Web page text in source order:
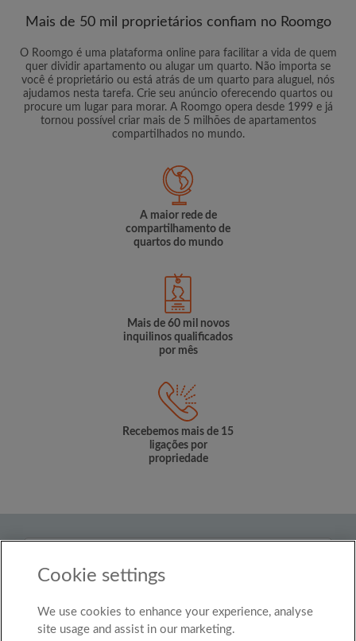
Mais de 50 mil proprietários confiam no Roomgo
O Roomgo é uma plataforma online para facilitar a vida de quem
quer dividir apartamento ou alugar um quarto. Não importa se
você é proprietário ou está atrás de um quarto para aluguel, nós
ajudamos nesta tarefa. Crie seu anúncio oferecendo quartos ou
procure um lugar para morar. A Roomgo opera desde 1999 e já
tornou possível criar mais de 5 milhões de apartamentos
compartilhados no mundo.
A maior rede de
compartilhamento de
quartos do mundo
Mais de 60 mil novos
inquilinos qualificados
por mês
Recebemos mais de 15
ligações por
propriedade
Brasil
© Roomgo Limited 2025 - 21 Market Place, Stockport,
United Kingdom, SK1 1EU
Cookie settings
We use cookies to enhance your experience, analyse
site usage and assist in our marketing.